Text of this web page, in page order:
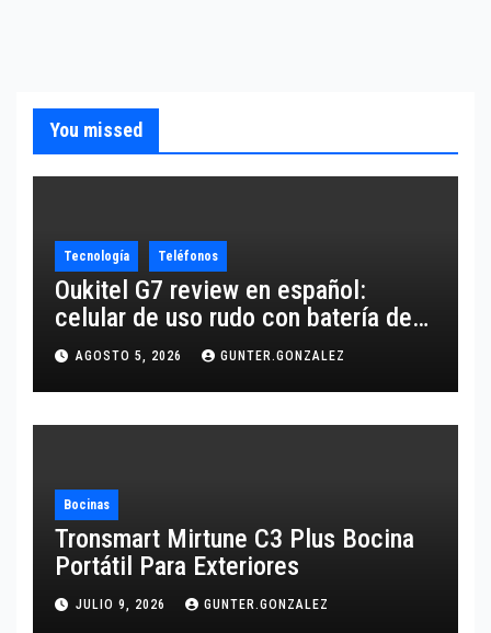
You missed
Tecnología Teléfonos
Oukitel G7 review en español:
celular de uso rudo con batería de
10,600 mAh
AGOSTO 5, 2026 GUNTER.GONZALEZ
Bocinas
Tronsmart Mirtune C3 Plus Bocina
Portátil Para Exteriores
JULIO 9, 2026 GUNTER.GONZALEZ